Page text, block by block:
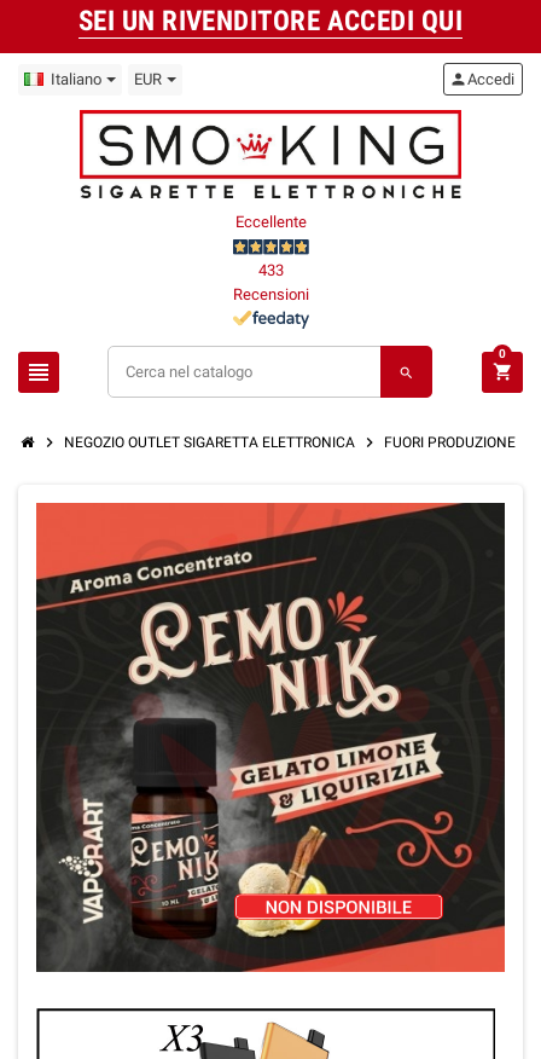
SEI UN RIVENDITORE ACCEDI QUI
Italiano EUR
Eccellente
433
Recensioni
view_headline search
personAccedi
shopping_cart
0
chevron_right NEGOZIO OUTLET SIGARETTA ELETTRONICA chevron_right FUORI PRODUZIONE